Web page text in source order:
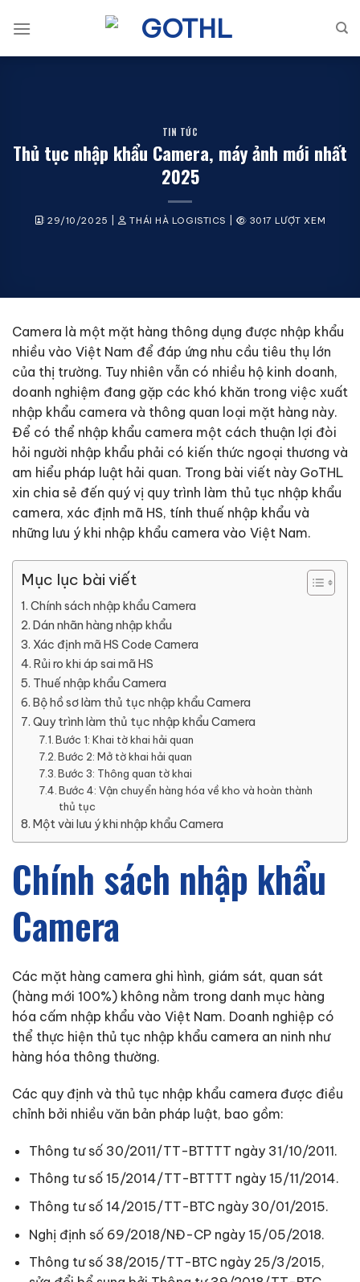
qua
TIN TỨC
Thủ tục nhập khẩu Camera, máy ảnh mới nhất
2025
29/10/2025 | THÁI HÀ LOGISTICS 3017 LƯỢT XEM
Camera là một mặt hàng thông dụng được nhập khẩu
nhiều vào Việt Nam để đáp ứng nhu cầu tiêu thụ lớn
của thị trường. Tuy nhiên vẫn có nhiều hộ kinh doanh,
doanh nghiệm đang gặp các khó khăn trong việc xuất
nhập khẩu camera và thông quan loại mặt hàng này.
Để có thể nhập khẩu camera một cách thuận lợi đòi
hỏi người nhập khẩu phải có kiến thức ngoại thương và
am hiểu pháp luật hải quan. Trong bài viết này GoTHL
xin chia sẻ đến quý vị quy trình làm thủ tục nhập khẩu
camera, xác định mã HS, tính thuế nhập khẩu và
những lưu ý khi nhập khẩu camera vào Việt Nam.
Mục lục bài viết
Chính sách nhập khẩu Camera
Dán nhãn hàng nhập khẩu
Xác định mã HS Code Camera
Rủi ro khi áp sai mã HS
Thuế nhập khẩu Camera
Bộ hồ sơ làm thủ tục nhập khẩu Camera
Quy trình làm thủ tục nhập khẩu Camera
Bước 1: Khai tờ khai hải quan
Bước 2: Mở tờ khai hải quan
Bước 3: Thông quan tờ khai
Bước 4: Vận chuyển hàng hóa về kho và hoàn thành
thủ tục
Một vài lưu ý khi nhập khẩu Camera
Chính sách nhập khẩu
Camera
Các mặt hàng camera ghi hình, giám sát, quan sát
(hàng mới 100%) không nằm trong danh mục hàng
hóa cấm nhập khẩu vào Việt Nam. Doanh nghiệp có
thể thực hiện thủ tục nhập khẩu camera an ninh như
hàng hóa thông thường.
Các quy định và thủ tục nhập khẩu camera được điều
chỉnh bởi nhiều văn bản pháp luật, bao gồm:
Thông tư số 30/2011/TT-BTTTT ngày 31/10/2011.
Thông tư số 15/2014/TT-BTTTT ngày 15/11/2014.
Thông tư số 14/2015/TT-BTC ngày 30/01/2015.
Nghị định số 69/2018/NĐ-CP ngày 15/05/2018.
Thông tư số 38/2015/TT-BTC ngày 25/3/2015,